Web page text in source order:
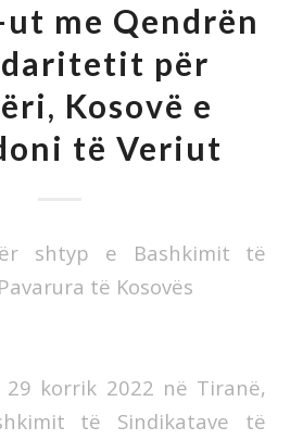
ut me Qendrën
për
Kosovë e
të Veriut
shtyp e Bashkimit të
të Kosovës
korrik 2022 në Tiranë,
të Sindikatave të